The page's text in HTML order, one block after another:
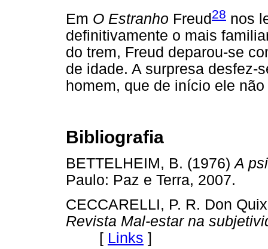
Em O Estranho Freud28 nos
definitivamente o mais
do trem, Freud deparou-se
de idade. A surpresa desfez-
homem, que de início ele
Bibliografia
BETTELHEIM, B. (1976)A
Paulo: Paz e Terra,
CECCARELLI, P. R. Don
Revista Mal-estar na
[ Links ]